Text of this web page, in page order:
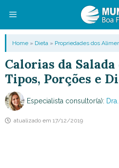
conteúdo
Menu
Home » Dieta » Propriedades dos
Calorias da
Tipos, Porções e
Especialista consultor(a):
atualizado em 17/12/2019